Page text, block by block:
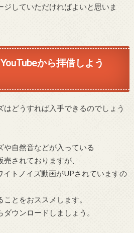
ジしていただければよいと思いま
から拝借しよう
どうすれば入手できるのでしょう
自然音などが入っている
されておりますが、
イトノイズ動画がUPされていますの
とをおススメします。
ウンロードしましょう。